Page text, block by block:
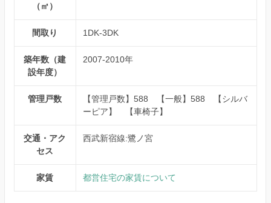
（㎡）
間取り 1DK-3DK
築年数（建
設年度）
2007-2010年
管理戸数
【管理戸数】588 【一般】588 【シルバ
ーピア】 【車椅子】
交通・アク
セス
西武新宿線:鷺ノ宮
家賃 都営住宅の家賃について